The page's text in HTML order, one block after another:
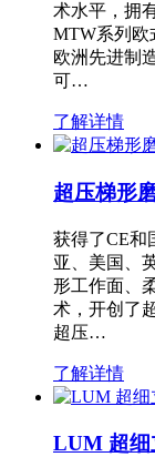
术水平，拥
MTW系列欧
欧洲先进制
可…
了解详情
超压梯形
获得了CE和
亚、美国、
形工作面、
术，开创了
超压…
了解详情
LUM 超细